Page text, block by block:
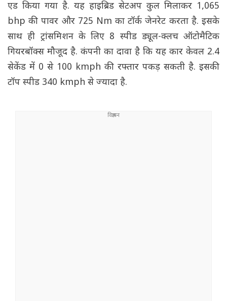
एड किया गया है. यह हाइब्रिड सेटअप कुल मिलाकर 1,065
bhp की पावर और 725 Nm का टॉर्क जेनरेट करता है. इसके
साथ ही ट्रांसमिशन के लिए 8 स्पीड ड्यूल-क्लच ऑटोमैटिक
गियरबॉक्स मौजूद है. कंपनी का दावा है कि यह कार केवल 2.4
सेकेंड में 0 से 100 kmph की रफ्तार पकड़ सकती है. इसकी
टॉप स्पीड 340 kmph से ज्यादा है.